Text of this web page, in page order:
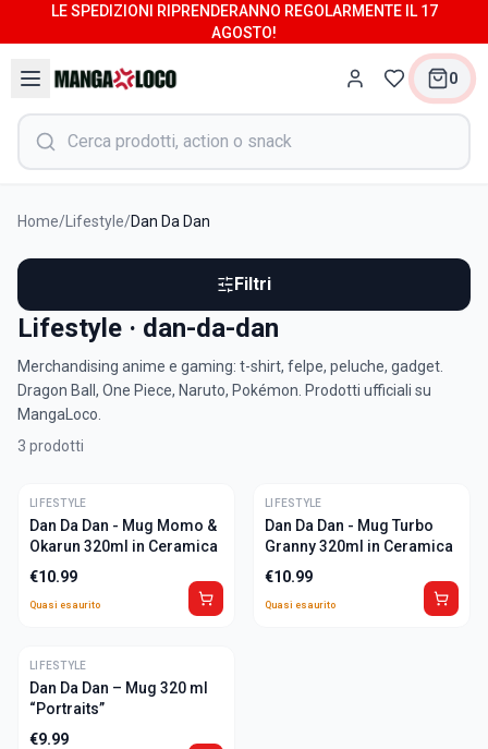
LE SPEDIZIONI RIPRENDERANNO REGOLARMENTE IL 17
AGOSTO!
0
Home/ Lifestyle/Dan Da Dan
Filtri
Lifestyle · dan-da-dan
Merchandising anime e gaming: t-shirt, felpe, peluche, gadget.
Dragon Ball, One Piece, Naruto, Pokémon. Prodotti ufficiali su
MangaLoco.
3 prodotti
ULTIME
LIFESTYLE
Dan Da Dan - Mug Momo &
Okarun 320ml in Ceramica
€10.99
Quasi esaurito
ULTIME
LIFESTYLE
Dan Da Dan - Mug Turbo
Granny 320ml in Ceramica
€10.99
Quasi esaurito
ULTIME
LIFESTYLE
Dan Da Dan – Mug 320 ml
“Portraits”
€9.99